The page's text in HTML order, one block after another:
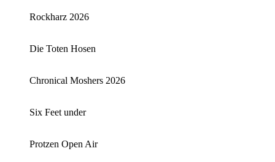
Rockharz 2026
Die Toten Hosen
Chronical Moshers 2026
Six Feet under
Protzen Open Air